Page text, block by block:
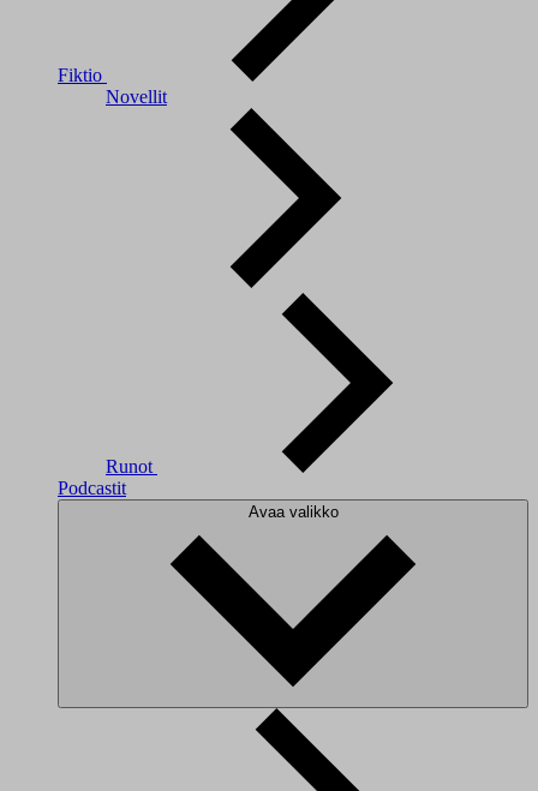
Fiktio
Novellit
Runot
Podcastit
Avaa valikko